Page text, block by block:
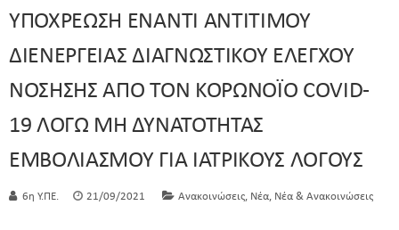
ΥΠΟΧΡΕΩΣΗ ΕΝΑΝΤΙ ΑΝΤΙΤΙΜΟΥ
ΔΙΕΝΕΡΓΕΙΑΣ ΔΙΑΓΝΩΣΤΙΚΟΥ ΕΛΕΓΧΟΥ
ΝΟΣΗΣΗΣ ΑΠΟ ΤΟΝ ΚΟΡΩΝΟΪΟ COVID-
19 ΛΟΓΩ ΜΗ ΔΥΝΑΤΟΤΗΤΑΣ
ΕΜΒΟΛΙΑΣΜΟΥ ΓΙΑ ΙΑΤΡΙΚΟΥΣ ΛΟΓΟΥΣ
6η Υ.ΠΕ. 21/09/2021 Ανακοινώσεις, Νέα, Νέα & Ανακοινώσεις